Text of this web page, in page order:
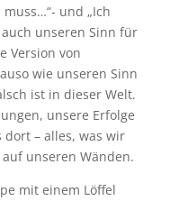
und „Ich
unseren Sinn für
Version von
wie unseren Sinn
ist in dieser Welt.
unsere Erfolge
dort – alles, was wir
unseren Wänden.
mit einem Löffel